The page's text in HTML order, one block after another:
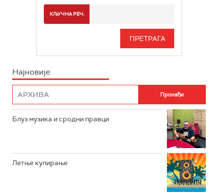
РАДИО БЕОГРАД 3
РАДИО РОКЕНРОЛЕР
ИНФО
КЉУЧНА РЕЧ:
Најновије
Блуз музика и сродни правци
Летње кулирање